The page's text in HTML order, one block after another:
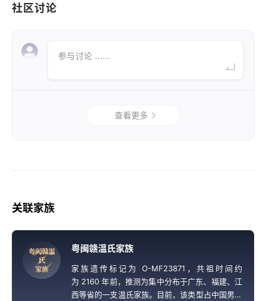
社区讨论
参与讨论 ......
查看更多
关联家族
粤闽赣温
氏
家族
粤闽赣温氏家族
家族遗传标记为 O-MF23871，共祖时间约
为 2160 年前，推测为集中分布于广东、福建、江
西等省的一支温氏家族。目前，该类型占中国男性